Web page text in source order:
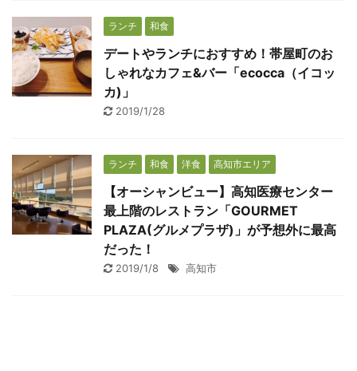
ランチ 和食
デートやランチにおすすめ！帯屋町のお
しゃれなカフェ&バー「ecocca（イコッ
カ)」
2019/1/28
ランチ 和食 洋食 高知市エリア
【オーシャンビュー】高知医療センター
最上階のレストラン「GOURMET
PLAZA(グルメプラザ)」が予想外に最高
だった！
2019/1/8 高知市